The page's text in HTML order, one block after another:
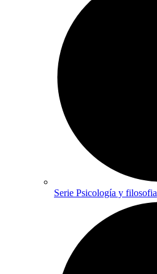
Serie Psicología y filosofia